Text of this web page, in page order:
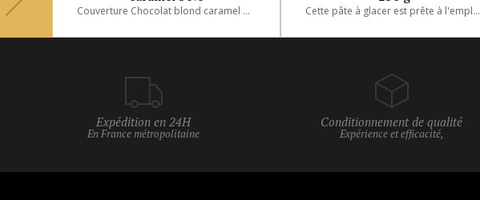
Couverture Chocolat blond caramel biscuit Cette pâte à glacer est prête à l'emploi..
Expédition en 24H
En France métropolitaine
Conditionnement de qualité
Expérience et efficacité,